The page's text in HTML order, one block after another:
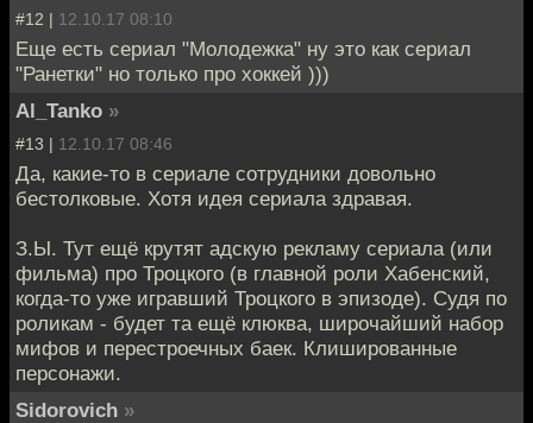
#12 | 12.10.17 08:10
Еще есть сериал "Молодежка" ну это как сериал
"Ранетки" но только про хоккей )))
Al_Tanko »
#13 | 12.10.17 08:46
Да, какие-то в сериале сотрудники довольно
бестолковые. Хотя идея сериала здравая.
З.Ы. Тут ещё крутят адскую рекламу сериала (или
фильма) про Троцкого (в главной роли Хабенский,
когда-то уже игравший Троцкого в эпизоде). Судя по
роликам - будет та ещё клюква, широчайший набор
мифов и перестроечных баек. Клишированные
персонажи.
Sidorovich »